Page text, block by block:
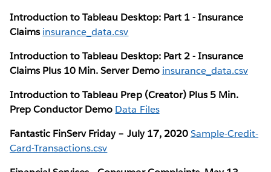
Introduction to Tableau Desktop: Part 1 - Insurance
Claims insurance_data.csv
Introduction to Tableau Desktop: Part 2 - Insurance
Claims Plus 10 Min. Server Demo insurance_data.csv
Introduction to Tableau Prep (Creator) Plus 5 Min.
Prep Conductor Demo Data Files
Fantastic FinServ Friday – July 17, 2020 Sample-Credit-
Card-Transactions.csv